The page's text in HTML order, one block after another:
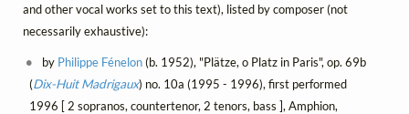
and other vocal works set to this text), listed by composer (not
necessarily exhaustive):
by Philippe Fénelon(b. 1952), "Plätze, o Platz in Paris", op. 69b
(Dix-Huit Madrigaux) no. 10a (1995 - 1996), first performed
1996 [ 2 sopranos, countertenor, 2 tenors, bass ], Amphion,